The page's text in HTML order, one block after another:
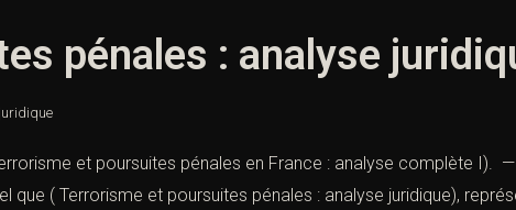
pénales : analyse
et poursuites pénales en France : analyse complète I).
que ( Terrorisme et poursuites pénales : analyse juridique),